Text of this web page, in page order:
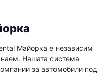
Майорка е независим
Нашата система
за автомобили под